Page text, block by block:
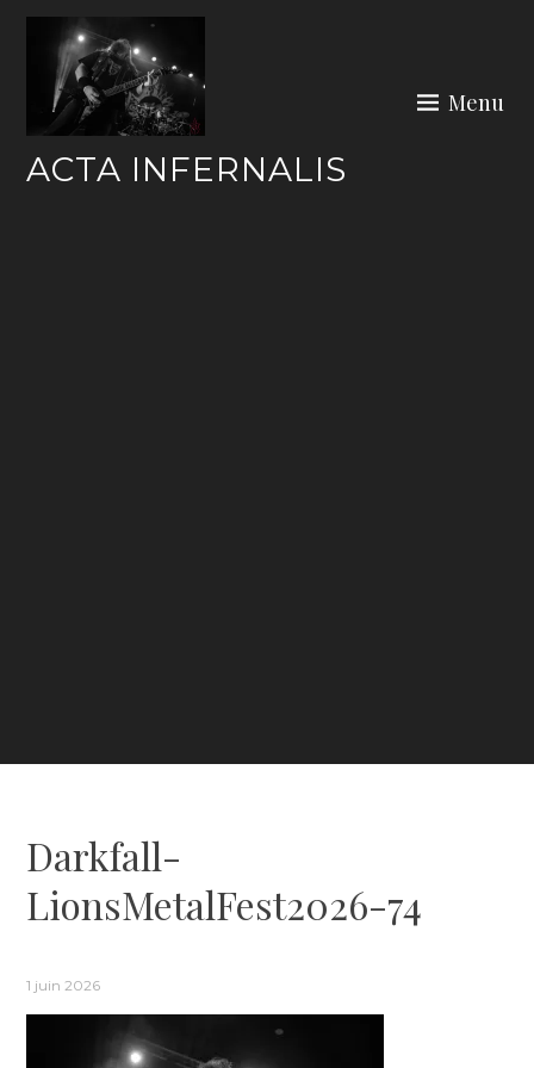
Skip
content
ACTA INFERNALIS
Menu
Darkfall-
LionsMetalFest2026-74
1 juin 2026